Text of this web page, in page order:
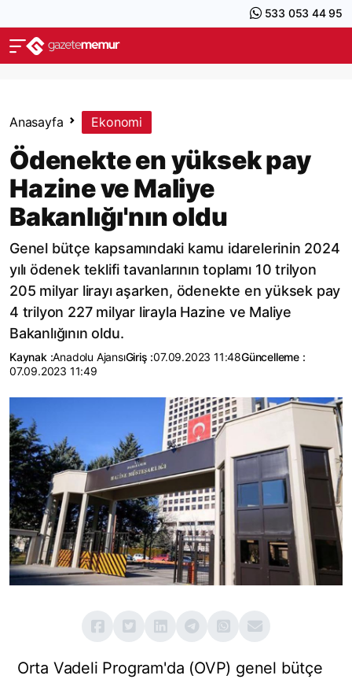
533 053 44 95
Anasayfa Ekonomi
Ödenekte en yüksek pay
Hazine ve Maliye
Bakanlığı'nın oldu
Genel bütçe kapsamındaki kamu idarelerinin 2024
yılı ödenek teklifi tavanlarının toplamı 10 trilyon
205 milyar lirayı aşarken, ödenekte en yüksek pay
4 trilyon 227 milyar lirayla Hazine ve Maliye
Bakanlığının oldu.
Kaynak :Anadolu AjansıGiriş :07.09.2023 11:48Güncelleme :
07.09.2023 11:49
Orta Vadeli Program'da (OVP) genel bütçe